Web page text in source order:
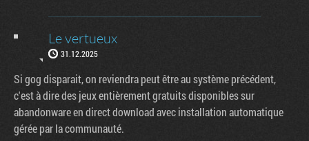
Le vertueux
31.12.2025
Si gog disparait, on reviendra peut être au système précédent,
c'est à dire des jeux entièrement gratuits disponibles sur
abandonware en direct download avec installation automatique
gérée par la communauté.